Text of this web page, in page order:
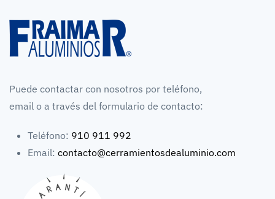
Puede contactar con nosotros por teléfono,
email o a través del formulario de contacto:
Teléfono: 910 911 992
Email: contacto@cerramientosdealuminio.com